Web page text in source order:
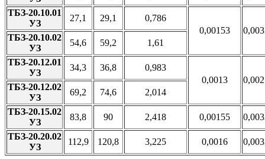
ТБЗ-20.10.01
УЗ
27,1 29,1
0,786
0,00153
ТБЗ-20.10.02
УЗ
54,6 59,2
1,61
ТБЗ-20.12.01
УЗ
34,3 36,8
0,983
0,0013
ТБЗ-20.12.02
УЗ
69,2 74,6
2,014
ТБЗ-20.15.02
УЗ
83,8 90 2,418 0,00155
ТБЗ-20.20.02
УЗ
112,9 120,8 3,225 0,0016